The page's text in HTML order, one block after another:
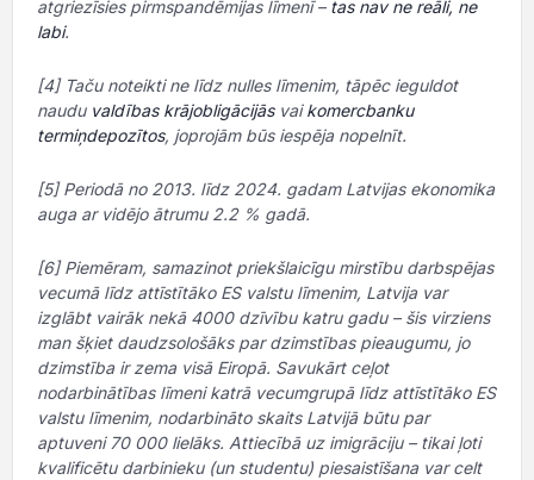
atgriezīsies pirmspandēmijas līmenī – tas nav ne reāli, ne
labi.
[4] Taču noteikti ne līdz nulles līmenim, tāpēc ieguldot
naudu valdības krājobligācijāsvaikomercbanku
termiņdepozītos, joprojām būs iespēja nopelnīt.
[5] Periodā no 2013. līdz 2024. gadam Latvijas ekonomika
auga ar vidējo ātrumu 2.2 % gadā.
[6] Piemēram, samazinot priekšlaicīgu mirstību darbspējas
vecumā līdz attīstītāko ES valstu līmenim, Latvija var
izglābt vairāk nekā 4000 dzīvību katru gadu – šis virziens
man šķiet daudzsološāks par dzimstības pieaugumu, jo
dzimstība ir zema visā Eiropā. Savukārt ceļot
nodarbinātības līmeni katrā vecumgrupā līdz attīstītāko ES
valstu līmenim, nodarbināto skaits Latvijā būtu par
aptuveni 70 000 lielāks. Attiecībā uz imigrāciju – tikai ļoti
kvalificētu darbinieku (un studentu) piesaistīšana var celt